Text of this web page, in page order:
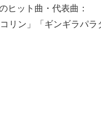
ヒット曲・代表曲：
コリン」「ギンギラパ